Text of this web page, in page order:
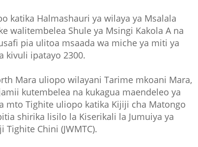
katika Halmashauri ya wilaya ya Msalala
walitembelea Shule ya Msingi Kakola A na
pia ulitoa msaada wa miche ya miti ya
kivuli ipatayo 2300.
Mara uliopo wilayani Tarime mkoani Mara,
kutembelea na kukagua maendeleo ya
mto Tighite uliopo katika Kijiji cha Matongo
shirika lisilo la Kiserikali la Jumuiya ya
Chini (JWMTC).